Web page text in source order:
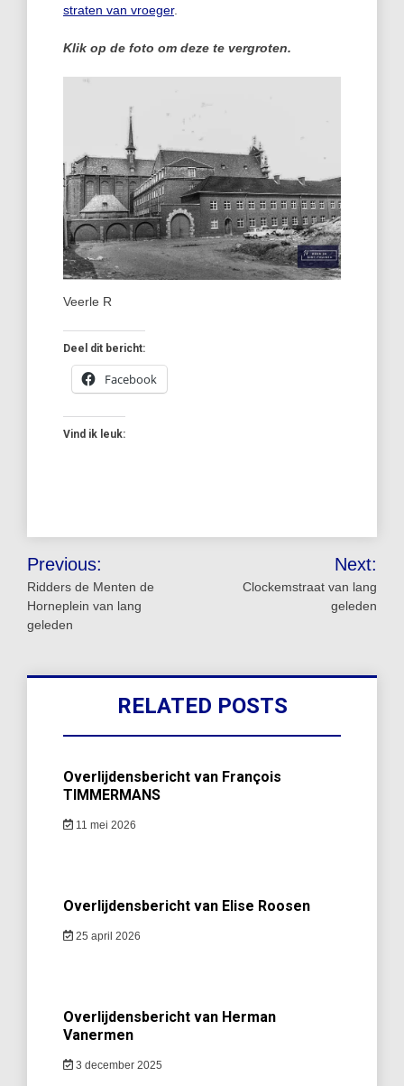
straten van vroeger.
Klik op de foto om deze te vergroten.
Veerle R
Deel dit bericht:
Facebook
Vind ik leuk:
Bericht
navigatie
Previous:
Ridders de Menten de
Horneplein van lang
geleden
Next:
Clockemstraat van lang
geleden
RELATED POSTS
Overlijdensbericht van François
TIMMERMANS
11 mei 2026
Overlijdensbericht van Elise Roosen
25 april 2026
Overlijdensbericht van Herman
Vanermen
3 december 2025